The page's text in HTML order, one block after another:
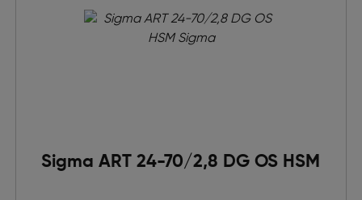
Sigma ART 24-70/2,8 DG OS HSM